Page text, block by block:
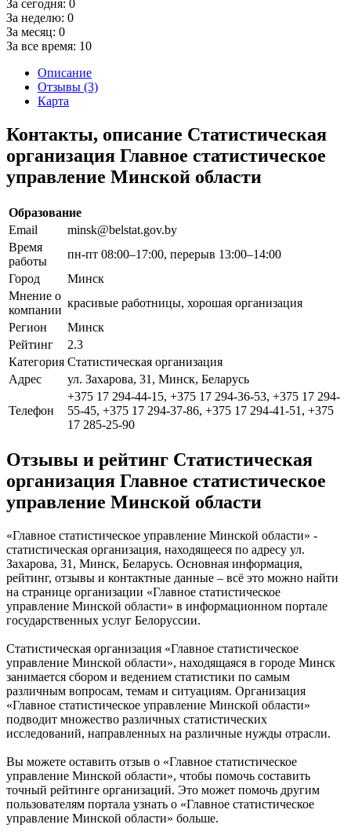
За сегодня: 0
За неделю: 0
За месяц: 0
За все время: 10
Описание
Отзывы (3)
Карта
Контакты, описание Статистическая
организация Главное статистическое
управление Минской области
Образование
Email
minsk@belstat.gov.by
Время
работы
пн-пт 08:00–17:00, перерыв 13:00–14:00
Город
Минск
Мнение о
компании
красивые работницы, хорошая организация
Регион
Минск
Рейтинг
2.3
Категория Статистическая организация
Адрес
ул. Захарова, 31, Минск, Беларусь
Телефон
+375 17 294-44-15, +375 17 294-36-53, +375 17 294-
55-45, +375 17 294-37-86, +375 17 294-41-51, +375
17 285-25-90
Отзывы и рейтинг Статистическая
организация Главное статистическое
управление Минской области
«Главное статистическое управление Минской области» -
статистическая организация, находящееся по адресу ул.
Захарова, 31, Минск, Беларусь. Основная информация,
рейтинг, отзывы и контактные данные – всё это можно найти
на странице организации «Главное статистическое
управление Минской области» в информационном портале
государственных услуг Белоруссии.
Статистическая организация «Главное статистическое
управление Минской области», находящаяся в городе Минск
занимается сбором и ведением статистики по самым
различным вопросам, темам и ситуациям. Организация
«Главное статистическое управление Минской области»
подводит множество различных статистических
исследований, направленных на различные нужды отрасли.
Вы можете оставить отзыв о «Главное статистическое
управление Минской области», чтобы помочь составить
точный рейтинге организаций. Это может помочь другим
пользователям портала узнать о «Главное статистическое
управление Минской области» больше.